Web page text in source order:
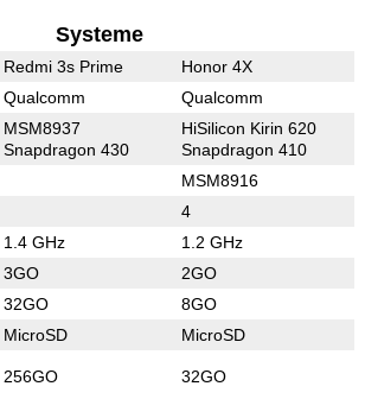
Systeme
Redmi 3s Prime Honor 4X
Qualcomm Qualcomm
MSM8937
Snapdragon 430
HiSilicon Kirin 620
Snapdragon 410
MSM8916
4
1.4 GHz 1.2 GHz
3GO 2GO
32GO 8GO
MicroSD MicroSD
256GO 32GO